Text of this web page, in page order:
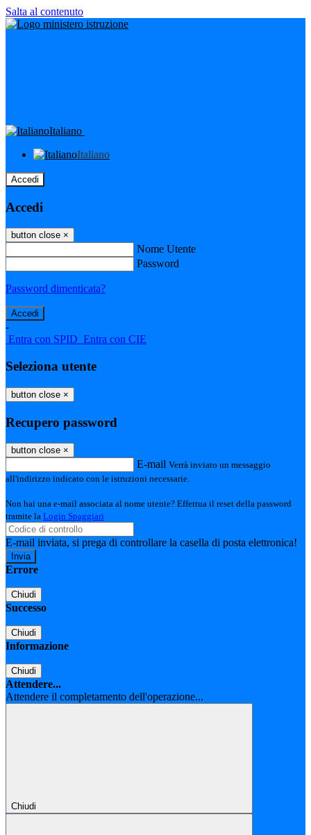
Salta al contenuto
Italiano
Italiano
Accedi
Accedi
button close ×
Nome Utente
Password
Password dimenticata?
-
Entra con SPID Entra con CIE
Seleziona utente
button close ×
Recupero password
button close ×
E-mail Verrà inviato un messaggio
all'indirizzo indicato con le istruzioni necessarie.
Non hai una e-mail associata al nome utente? Effettua il reset della password
tramite la Login Spaggiari
E-mail inviata, si prega di controllare la casella di posta elettronica!
Errore
Chiudi
Successo
Chiudi
Informazione
Chiudi
Attendere...
Attendere il completamento dell'operazione...
Chiudi